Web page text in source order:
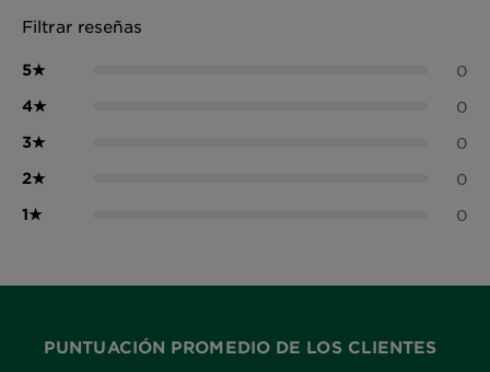
Filtrar reseñas
5★ 0
4★ 0
3★ 0
2★ 0
1★ 0
PUNTUACIÓN PROMEDIO DE LOS CLIENTES